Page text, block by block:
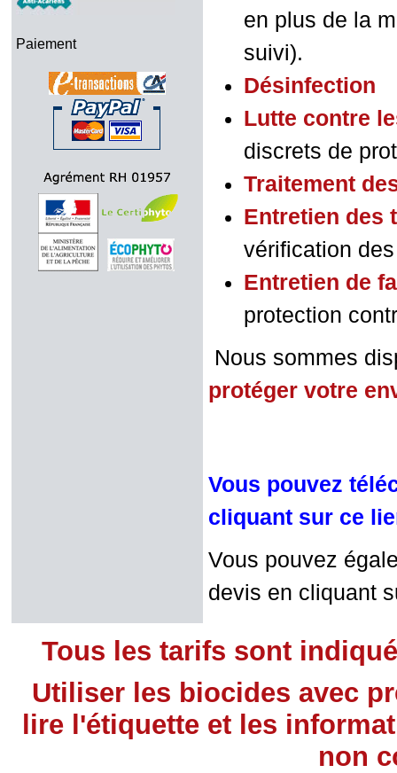
Paiement
en plus de la
suivi).
Désinfection
Lutte contre
discrets de
Traitement
Entretien des
vérification
Entretien de
protection
Nous sommes
protéger votre
Vous pouvez
cliquant sur ce
Vous pouvez
devis en cliquant
Tous les tarifs sont
Utiliser les biocides avec
lire l'étiquette et les
non